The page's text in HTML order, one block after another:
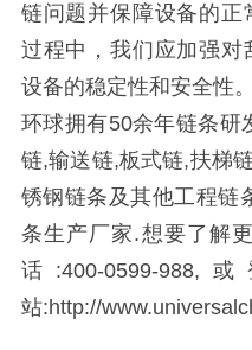
链问题并保障设备的正
过程中，我们应加强对
设备的稳定性和安全性。
环球拥有50余年链条研
链,输送链,板式链,扶梯
锈钢链条及其他工程链
条生产厂家.想要了解
话:400-0599-
站:http://